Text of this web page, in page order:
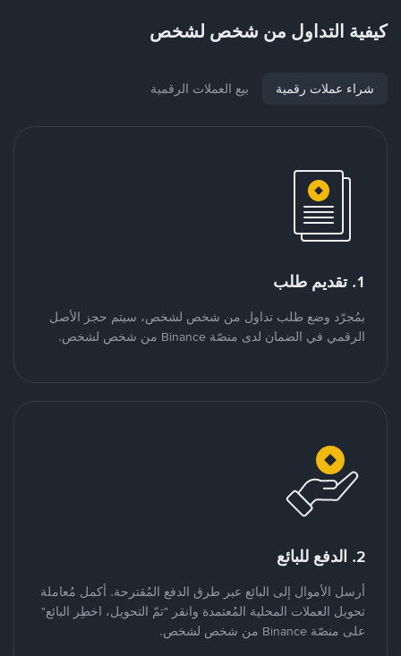
كيفية التداول من شخص لشخص
شراء عملات رقمية بيع العملات الرقمية
1. تقديم طلب
بمُجرّد وضع طلب تداول من شخص لشخص، سيتم حجز الأصل
الرقمي في الضمان لدى منصّة Binance من شخص لشخص.
2. الدفع للبائع
أرسل الأموال إلى البائع عبر طرق الدفع المُقترحة. أكمل مُعاملة
تحويل العملات المحلية المُعتمدة وانقر "تمّ التحويل، اخطِر البائع"
على منصّة Binance من شخص لشخص.